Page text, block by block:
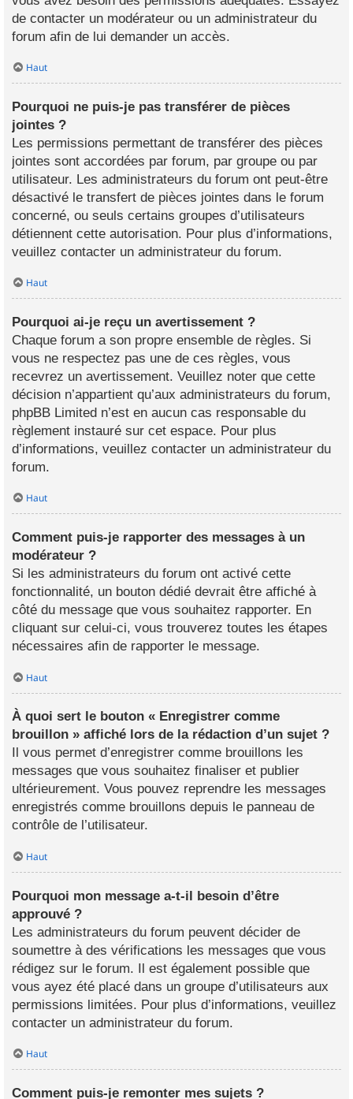
de contacter un modérateur ou un administrateur du
forum afin de lui demander un accès.
Haut
Pourquoi ne puis-je pas transférer de pièces
jointes ?
Les permissions permettant de transférer des pièces
jointes sont accordées par forum, par groupe ou par
utilisateur. Les administrateurs du forum ont peut-être
désactivé le transfert de pièces jointes dans le forum
concerné, ou seuls certains groupes d’utilisateurs
détiennent cette autorisation. Pour plus d’informations,
veuillez contacter un administrateur du forum.
Haut
Pourquoi ai-je reçu un avertissement ?
Chaque forum a son propre ensemble de règles. Si
vous ne respectez pas une de ces règles, vous
recevrez un avertissement. Veuillez noter que cette
décision n’appartient qu’aux administrateurs du forum,
phpBB Limited n’est en aucun cas responsable du
règlement instauré sur cet espace. Pour plus
d’informations, veuillez contacter un administrateur du
forum.
Haut
Comment puis-je rapporter des messages à un
modérateur ?
Si les administrateurs du forum ont activé cette
fonctionnalité, un bouton dédié devrait être affiché à
côté du message que vous souhaitez rapporter. En
cliquant sur celui-ci, vous trouverez toutes les étapes
nécessaires afin de rapporter le message.
Haut
À quoi sert le bouton « Enregistrer comme
brouillon » affiché lors de la rédaction d’un sujet ?
Il vous permet d’enregistrer comme brouillons les
messages que vous souhaitez finaliser et publier
ultérieurement. Vous pouvez reprendre les messages
enregistrés comme brouillons depuis le panneau de
contrôle de l’utilisateur.
Haut
Pourquoi mon message a-t-il besoin d’être
approuvé ?
Les administrateurs du forum peuvent décider de
soumettre à des vérifications les messages que vous
rédigez sur le forum. Il est également possible que
vous ayez été placé dans un groupe d’utilisateurs aux
permissions limitées. Pour plus d’informations, veuillez
contacter un administrateur du forum.
Haut
Comment puis-je remonter mes sujets ?